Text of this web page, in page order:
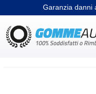
Garanzia danni